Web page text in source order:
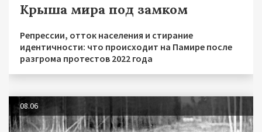
Крыша мира под замком
Репрессии, отток населения и стирание
идентичности: что происходит на Памире после
разгрома протестов 2022 года
08.06